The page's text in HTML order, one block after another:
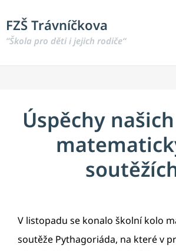
FZŠ Trávníčkova
“Škola pro děti i jejich rodiče“
Úspěchy
V listopadu se konalo školní kolo
soutěže Pythagoriáda, na které v